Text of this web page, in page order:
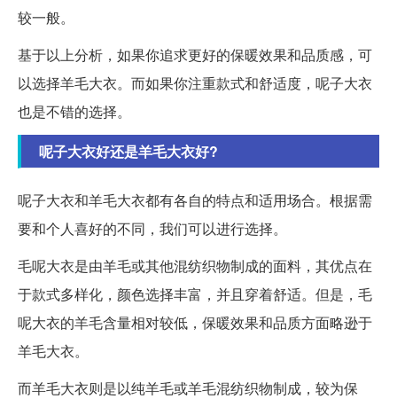
较一般。
基于以上分析，如果你追求更好的保暖效果和品质感，可
以选择羊毛大衣。而如果你注重款式和舒适度，呢子大衣
也是不错的选择。
呢子大衣好还是羊毛大衣好?
呢子大衣和羊毛大衣都有各自的特点和适用场合。根据需
要和个人喜好的不同，我们可以进行选择。
毛呢大衣是由羊毛或其他混纺织物制成的面料，其优点在
于款式多样化，颜色选择丰富，并且穿着舒适。但是，毛
呢大衣的羊毛含量相对较低，保暖效果和品质方面略逊于
羊毛大衣。
而羊毛大衣则是以纯羊毛或羊毛混纺织物制成，较为保